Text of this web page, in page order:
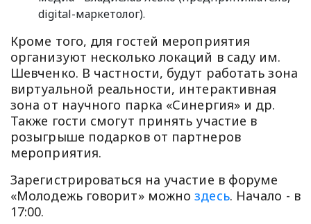
digital-маркетолог).
Кроме того, для гостей мероприятия
организуют несколько локаций в саду им.
Шевченко. В частности, будут работать зона
виртуальной реальности, интерактивная
зона от научного парка «Синергия» и др.
Также гости смогут принять участие в
розыгрыше подарков от партнеров
мероприятия.
Зарегистрироваться на участие в форуме
«Молодежь говорит» можноздесь. Начало - в
17:00.